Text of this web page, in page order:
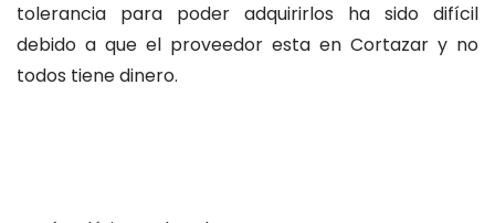
tolerancia para poder adquirirlos ha sido difícil
debido a que el proveedor esta en Cortazar y no
todos tiene dinero.